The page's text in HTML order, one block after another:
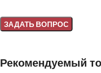
Рекомендуемый